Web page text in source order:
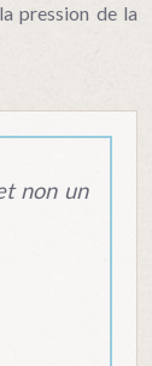
pression de la
non un